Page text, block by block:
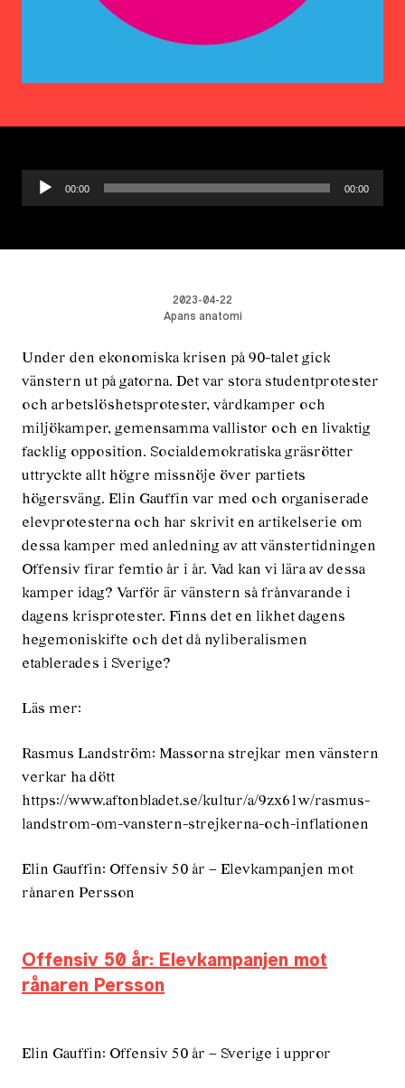
Ljudspelare
00:00 00:00
2023-04-22
Apans anatomi
Under den ekonomiska krisen på 90-talet gick
vänstern ut på gatorna. Det var stora studentprotester
och arbetslöshetsprotester, vårdkamper och
miljökamper, gemensamma vallistor och en livaktig
facklig opposition. Socialdemokratiska gräsrötter
uttryckte allt högre missnöje över partiets
högersväng. Elin Gauffin var med och organiserade
elevprotesterna och har skrivit en artikelserie om
dessa kamper med anledning av att vänstertidningen
Offensiv firar femtio år i år. Vad kan vi lära av dessa
kamper idag? Varför är vänstern så frånvarande i
dagens krisprotester. Finns det en likhet dagens
hegemoniskifte och det då nyliberalismen
etablerades i Sverige?
Läs mer:
Rasmus Landström: Massorna strejkar men vänstern
verkar ha dött
https://www.aftonbladet.se/kultur/a/9zx61w/rasmus-
landstrom-om-vanstern-strejkerna-och-inflationen
Elin Gauffin: Offensiv 50 år – Elevkampanjen mot
rånaren Persson
Offensiv 50 år: Elevkampanjen mot
rånaren Persson
Elin Gauffin: Offensiv 50 år – Sverige i uppror